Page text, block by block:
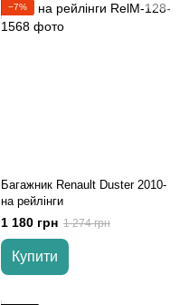
−7%
Багажник Renault Duster 2010-
на рейлінги
1 180 грн 1 274 грн
Купити